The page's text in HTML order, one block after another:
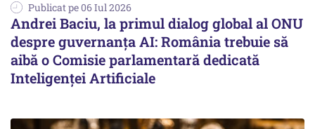
Publicat pe 06 Iul 2026
Andrei Baciu, la primul dialog global al ONU
despre guvernanța AI: România trebuie să
aibă o Comisie parlamentară dedicată
Inteligenței Artificiale